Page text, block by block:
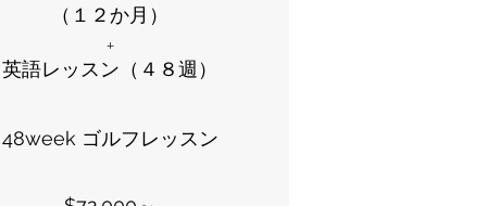
（１２か月）
+
英語レッスン（４８週）
48week ゴルフレッスン